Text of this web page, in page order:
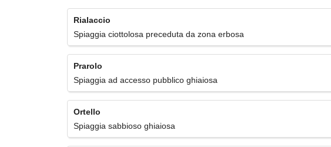
Rialaccio
Spiaggia ciottolosa preceduta da zona erbosa
Prarolo
Spiaggia ad accesso pubblico ghiaiosa
Ortello
Spiaggia sabbioso ghiaiosa